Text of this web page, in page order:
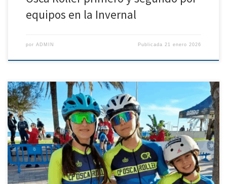
equipos en la Invernal
por ADMIN Publicada 21 enero 2026
El club de patinaje de velocidad Osca Roller, de Huesca, vivió un
intenso doble compromiso en la provincia de Valencia el pasado fin
de semana. Jornada de Formación en Paiporta El sábado, el equipo
se desplazó a la renovada pista de Paiporta, reconstruida tras los
graves daños causados por la […]